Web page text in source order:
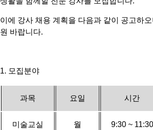
이에 강사 채용 계획을 다음과 같이 공고하오
원 바랍니다.
1. 모집분야
과목 요일 시간
미술교실 월 9:30 ~ 11:30